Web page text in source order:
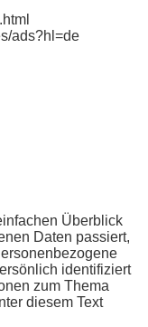
ads?hl=de
Überblick
Daten passiert,
identifiziert
zum Thema
diesem Text